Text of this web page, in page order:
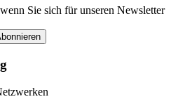
Sie sich für unseren Newsletter